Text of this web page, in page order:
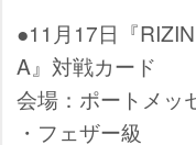
●11月17日『
A』対戦カード
会場：ポートメッ
・フェザー級